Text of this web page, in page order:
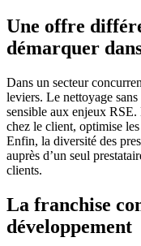
Une offre
démarquer
Dans un secteur
leviers. Le nettoyage
sensible aux enjeux
chez le client, optimise
Enfin, la diversité des
auprès d’un seul
clients.
La franchise
développement